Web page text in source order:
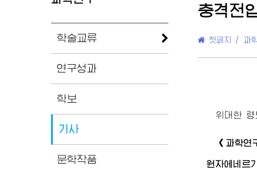
학술교류
연구성과
학보
기사
문학작품
충격전
첫페지 / 과
위대한 령
《과학
원자에네르